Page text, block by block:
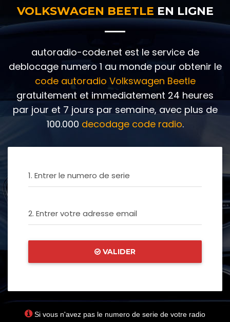
VOLKSWAGEN BEETLE EN LIGNE
autoradio-code.net est le service de
deblocage numero 1 au monde pour obtenir le
code autoradio Volkswagen Beetle
gratuitement et immediatement 24 heures
par jour et 7 jours par semaine, avec plus de
100.000 decodage code radio.
1. Entrer le numero de serie
2. Entrer votre adresse email
VALIDER
Si vous n'avez pas le numero de serie de votre radio